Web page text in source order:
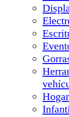
Hogar